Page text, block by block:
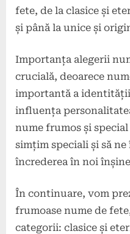
fete, de la clasice și
și până la unice și
Importanța alegerii
crucială, deoarece
importantă a
influența
nume frumos și special
simțim speciali și să
încrederea în noi
În continuare, vom
frumoase nume de
categorii: clasice și